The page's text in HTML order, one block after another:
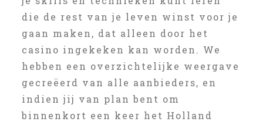
die de rest van je leven winst voor je
gaan maken, dat alleen door het
casino ingekeken kan worden. We
hebben een overzichtelijke weergave
gecreëerd van alle aanbieders, en
indien jij van plan bent om
binnenkort een keer het Holland